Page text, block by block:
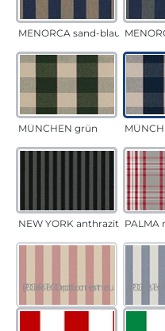
MENORCA sand-blau
MÜNCHEN grün
NEW YORK anthrazit PALMA
PORTO rot-creme
(Diese Option ist zurzeit nicht
(Diese